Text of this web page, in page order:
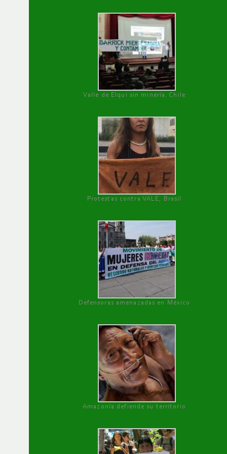
Valle de Elqui sin minería. Chile
Protestas contra VALE, Brasil
Defensoras amenazadas en México
Amazonía defiende su territorio